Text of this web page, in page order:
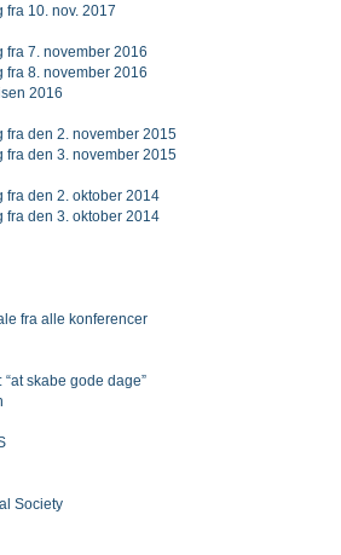
10. nov. 2017
7. november 2016
8. november 2016
2016
den 2. november 2015
den 3. november 2015
den 2. oktober 2014
den 3. oktober 2014
fra alle konferencer
skabe gode dage”
Society